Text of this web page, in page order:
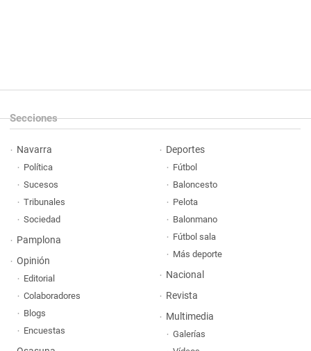
Secciones
Navarra
Política
Sucesos
Tribunales
Sociedad
Pamplona
Opinión
Editorial
Colaboradores
Blogs
Encuestas
Deportes
Fútbol
Baloncesto
Pelota
Balonmano
Fútbol sala
Más deporte
Nacional
Revista
Multimedia
Galerías